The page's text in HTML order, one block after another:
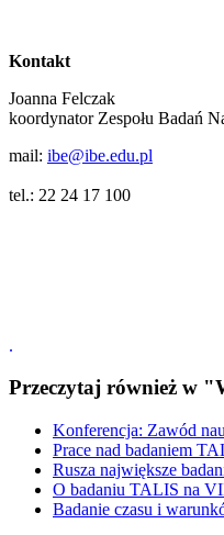
Kontakt
Joanna Felczak
koordynator Zespołu Badań
mail: ibe@ibe.edu.pl
tel.: 22 24 17 100
.
Przeczytaj również w
Konferencja: Zawód
Prace nad badaniem
Rusza największe
O badaniu TALIS na
Badanie czasu i